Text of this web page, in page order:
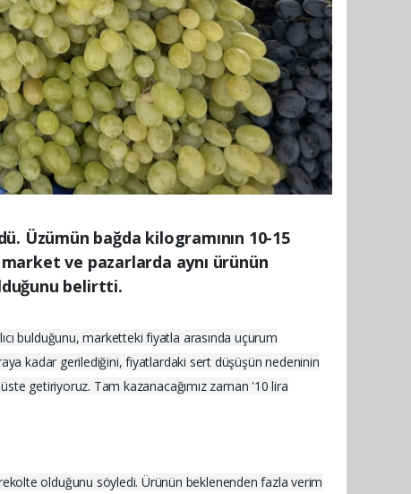
Üzümün bağda kilogramının 10-15
ve pazarlarda aynı ürünün
belirtti.
bulduğunu, marketteki fiyatla arasında uçurum
kadar gerilediğini, fiyatlardaki sert düşüşün nedeninin
getiriyoruz. Tam kazanacağımız zaman '10 lira
olduğunu söyledi. Ürünün beklenenden fazla verim